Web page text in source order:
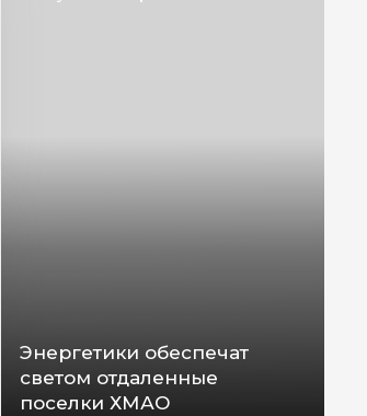
Энергетики обеспечат
светом отдаленные
поселки ХМАО